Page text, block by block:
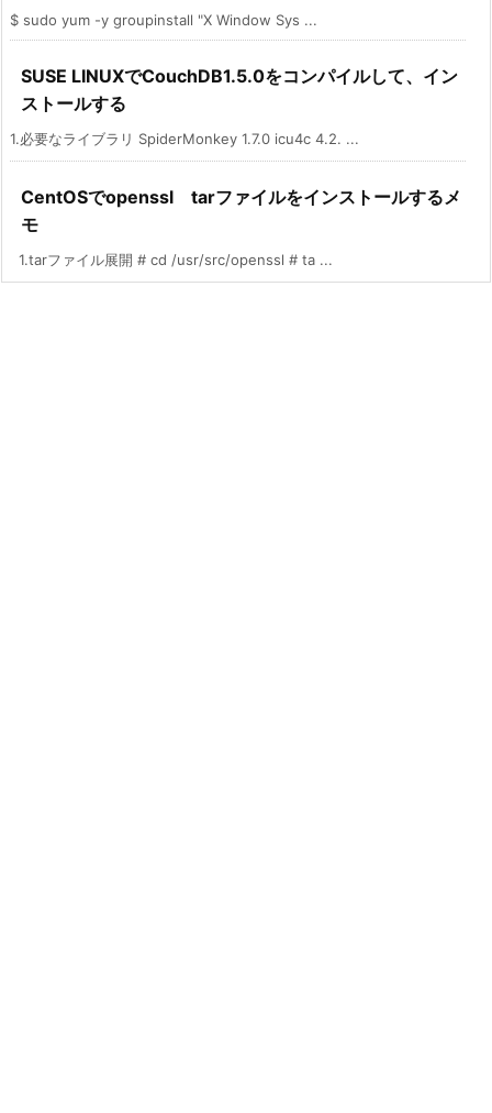
$ sudo yum -y groupinstall "X Window Sys ...
SUSE LINUXでCouchDB1.5.0をコンパイルして、イン
ストールする
1.必要なライブラリ SpiderMonkey 1.7.0 icu4c 4.2. ...
CentOSでopenssl tarファイルをインストールするメ
モ
1.tarファイル展開 # cd /usr/src/openssl # ta ...